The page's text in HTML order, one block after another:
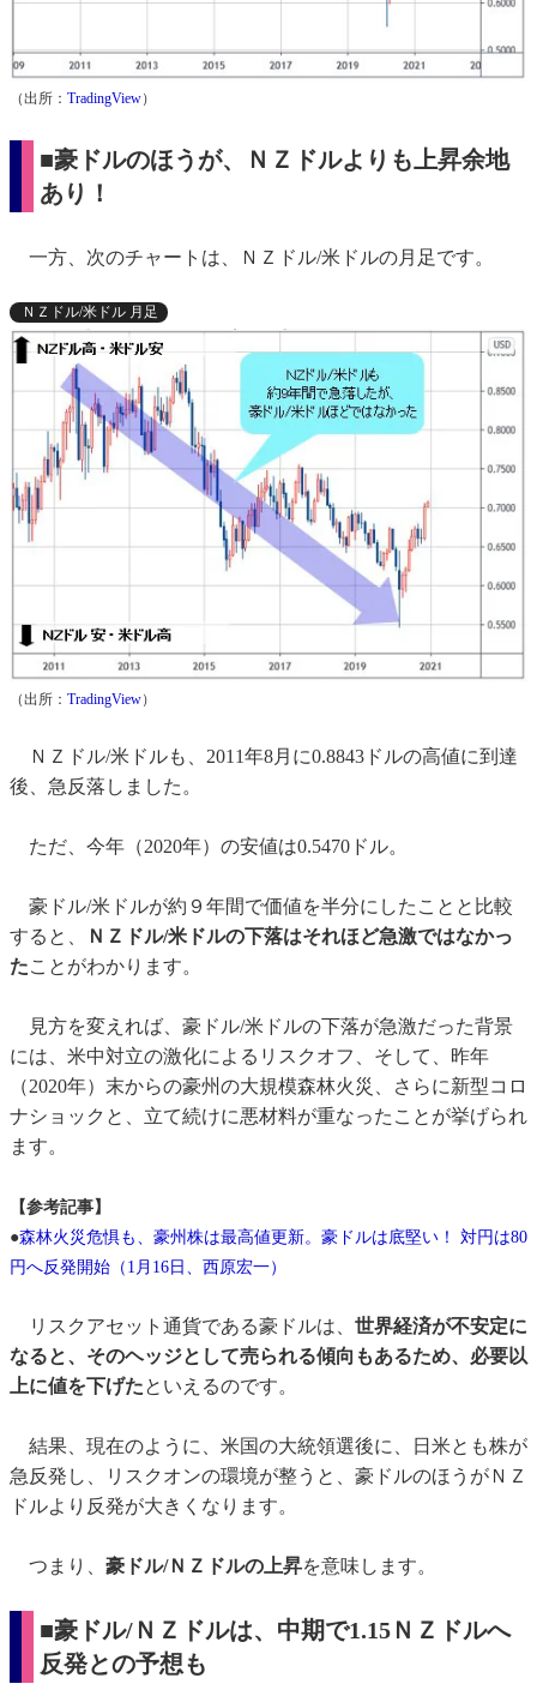
（出所： TradingView）
■豪ドルのほうが、ＮＺドルよりも上昇余地
あり！
一方、次のチャートは、ＮＺドル/米ドルの月足です。
ＮＺドル/米ドル 月足
（出所： TradingView）
ＮＺドル/米ドルも、2011年8月に0.8843ドルの高値に到達
後、急反落しました。
ただ、今年（2020年）の安値は0.5470ドル。
豪ドル/米ドルが約９年間で価値を半分にしたことと比較
すると、
ＮＺドル/米ドルの下落はそれほど急激ではなかっ
たことがわかります。
見方を変えれば、豪ドル/米ドルの下落が急激だった背景
には、米中対立の激化によるリスクオフ、そして、昨年
（2020年）末からの豪州の大規模森林火災、さらに新型コロ
ナショックと、立て続けに悪材料が重なったことが挙げられ
ます。
【参考記事】
●森林火災危惧も、豪州株は最高値更新。豪ドルは底堅い！ 対円は80
円へ反発開始（1月16日、西原宏一）
リスクアセット通貨である豪ドルは、 世界経済が不安定に
なると、そのヘッジとして売られる傾向もあるため、必要以
上に値を下げたといえるのです。
結果、現在のように、米国の大統領選後に、日米とも株が
急反発し、リスクオンの環境が整うと、豪ドルのほうがＮＺ
ドルより反発が大きくなります。
つまり、 豪ドル/ＮＺドルの上昇を意味します。
■豪ドル/ＮＺドルは、中期で1.15ＮＺドルへ
反発との予想も